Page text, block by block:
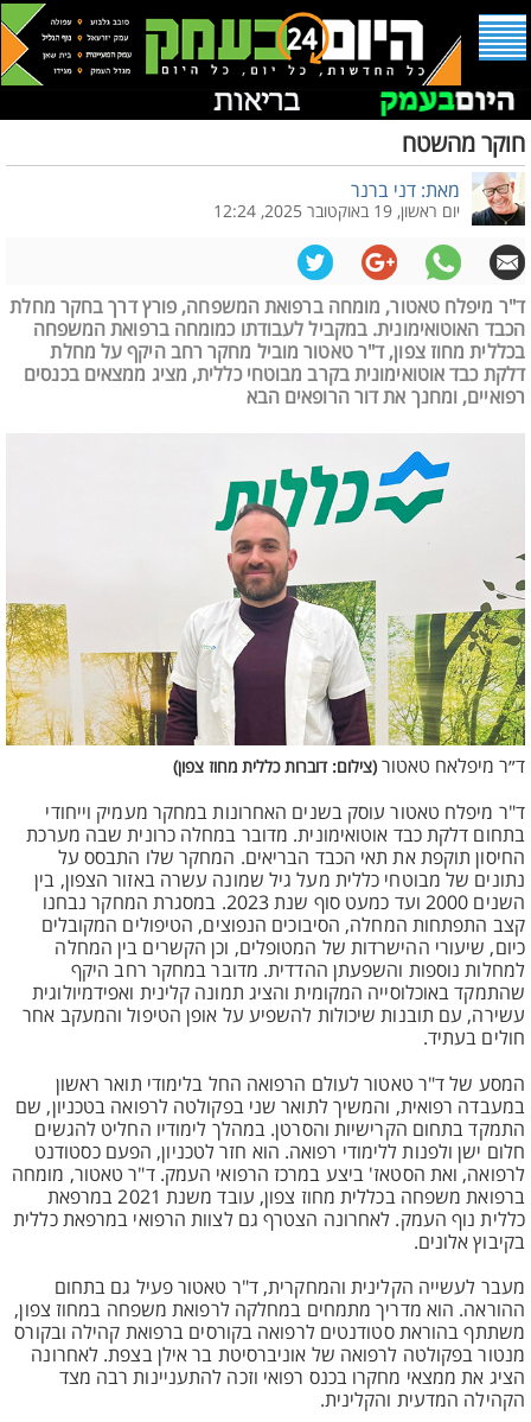
חוקר מהשטח
מאת: דני ברנר
יום ראשון, 19 באוקטובר 2025, 12:24
ד"ר מיפלח טאטור, מומחה ברפואת המשפחה, פורץ דרך בחקר מחלת
הכבד האוטואימונית. במקביל לעבודתו כמומחה ברפואת המשפחה
בכללית מחוז צפון, ד"ר טאטור מוביל מחקר רחב היקף על מחלת
דלקת כבד אוטואימונית בקרב מבוטחי כללית, מציג ממצאים בכנסים
רפואיים, ומחנך את דור הרופאים הבא
ד״ר מיפלאח טאטור (צילום: דוברות כללית מחוז צפון)
ד"ר מיפלח טאטור עוסק בשנים האחרונות במחקר מעמיק וייחודי
בתחום דלקת כבד אוטואימונית. מדובר במחלה כרונית שבה מערכת
החיסון תוקפת את תאי הכבד הבריאים. המחקר שלו התבסס על
נתונים של מבוטחי כללית מעל גיל שמונה עשרה באזור הצפון, בין
השנים 2000 ועד כמעט סוף שנת 2023. במסגרת המחקר נבחנו
קצב התפתחות המחלה, הסיבוכים הנפוצים, הטיפולים המקובלים
כיום, שיעורי ההישרדות של המטופלים, וכן הקשרים בין המחלה
למחלות נוספות והשפעתן ההדדית. מדובר במחקר רחב היקף
שהתמקד באוכלוסייה המקומית והציג תמונה קלינית ואפידמיולוגית
עשירה, עם תובנות שיכולות להשפיע על אופן הטיפול והמעקב אחר
חולים בעתיד.
המסע של ד"ר טאטור לעולם הרפואה החל בלימודי תואר ראשון
במעבדה רפואית, והמשיך לתואר שני בפקולטה לרפואה בטכניון, שם
התמקד בתחום הקרישיות והסרטן. במהלך לימודיו החליט להגשים
חלום ישן ולפנות ללימודי רפואה. הוא חזר לטכניון, הפעם כסטודנט
לרפואה, ואת הסטאז' ביצע במרכז הרפואי העמק. ד"ר טאטור, מומחה
ברפואת משפחה בכללית מחוז צפון, עובד משנת 2021 במרפאת
כללית נוף העמק. לאחרונה הצטרף גם לצוות הרפואי במרפאת כללית
בקיבוץ אלונים.
מעבר לעשייה הקלינית והמחקרית, ד"ר טאטור פעיל גם בתחום
ההוראה. הוא מדריך מתמחים במחלקה לרפואת משפחה במחוז צפון,
משתתף בהוראת סטודנטים לרפואה בקורסים ברפואת קהילה ובקורס
מנטור בפקולטה לרפואה של אוניברסיטת בר אילן בצפת. לאחרונה
הציג את ממצאי מחקרו בכנס רפואי וזכה להתעניינות רבה מצד
הקהילה המדעית והקלינית.